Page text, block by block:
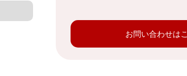
お問い合わせは